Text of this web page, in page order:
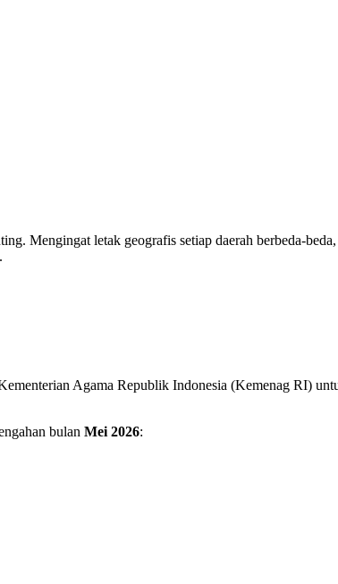
Mengingat letak geografis setiap daerah berbeda-
Agama Republik Indonesia (Kemenag RI)
bulan Mei 2026: